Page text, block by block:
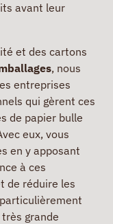
avant leur
et des cartons
, nous
entreprises
qui gèrent ces
de papier bulle
eux, vous
en y apposant
à ces
de réduire les
grande